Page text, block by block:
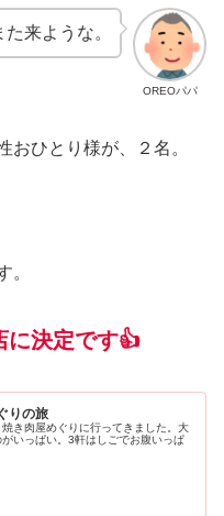
OREOパパ
た来ような。
おひとり様が、２名。
。
に決定です👍
りの旅
き肉屋めぐりに行ってきました。大
いっぱい。3軒はしごでお腹いっぱ